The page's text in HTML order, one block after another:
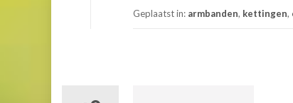
Geplaatst in: armbanden, kettingen,